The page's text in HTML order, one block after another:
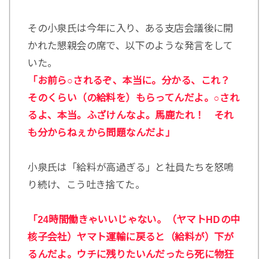
その小泉氏は今年に入り、ある支店会議後に開
かれた懇親会の席で、以下のような発言をして
いた。
「お前ら○されるぞ、本当に。分かる、これ？
そのくらい（の給料を）もらってんだよ。○され
るよ、本当。ふざけんなよ。馬鹿たれ！ それ
も分からねぇから問題なんだよ」
小泉氏は「給料が高過ぎる」と社員たちを怒鳴
り続け、こう吐き捨てた。
「24時間働きゃいいじゃない。（ヤマトHDの中
核子会社）ヤマト運輸に戻ると（給料が）下が
るんだよ。ウチに残りたいんだったら死に物狂